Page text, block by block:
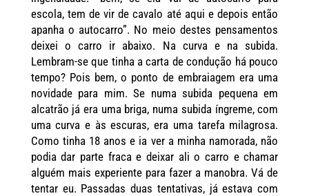
escola, tem de vir de cavalo até aqui e depois então
apanha o autocarro”. No meio destes pensamentos
deixei o carro ir abaixo. Na curva e na subida.
Lembram-se que tinha a carta de condução há pouco
tempo? Pois bem, o ponto de embraiagem era uma
novidade para mim. Se numa subida pequena em
alcatrão já era uma briga, numa subida íngreme, com
uma curva e às escuras, era uma tarefa milagrosa.
Como tinha 18 anos e ia ver a minha namorada, não
podia dar parte fraca e deixar ali o carro e chamar
alguém mais experiente para fazer a manobra. Vá de
tentar eu. Passadas duas tentativas, já estava com